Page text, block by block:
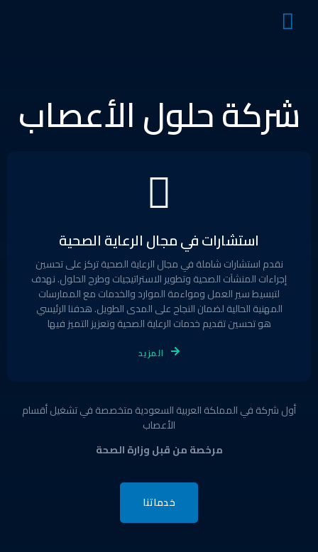
شركة حلول الأعصاب
استشارات في مجال الرعاية الصحية
نقدم استشارات شاملة في مجال الرعاية الصحية تركز على تحسين
إجراءات المنشآت الصحية وتطوير الاستراتيجيات وطرح الحلول. نهدف
لتبسيط سير العمل ومواءمة الموارد والخدمات مع الممارسات
المهنية الحالية لضمان النجاح على المدى الطويل. هدفنا الرئيسي
هو تحسين تقديم خدمات الرعاية الصحية وتعزيز التميز فيها
المزيد
أول شركة في المملكة العربية السعودية متخصصة في تشغيل أقسام
الأعصاب
مرخصة من قبل وزارة الصحة
خدماتنا